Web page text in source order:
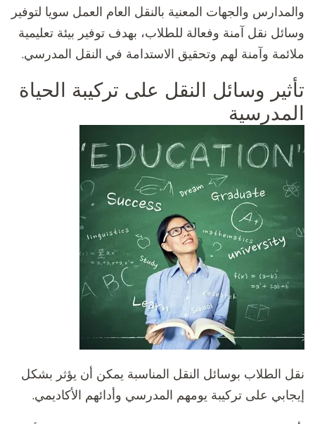
والمدارس والجهات المعنية بالنقل العام العمل سويا لتوفير
وسائل نقل آمنة وفعالة للطلاب، بهدف توفير بيئة تعليمية
ملائمة وآمنة لهم وتحقيق الاستدامة في النقل المدرسي.
تأثير وسائل النقل على تركيبة الحياة
المدرسية
نقل الطلاب بوسائل النقل المناسبة يمكن أن يؤثر بشكل
إيجابي على تركيبة يومهم المدرسي وأدائهم الأكاديمي.